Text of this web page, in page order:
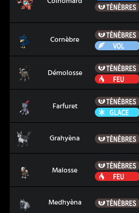
Cornèbre
Démolosse
Démolosse
Farfuret
Grahyèna
Malosse
Medhyèna